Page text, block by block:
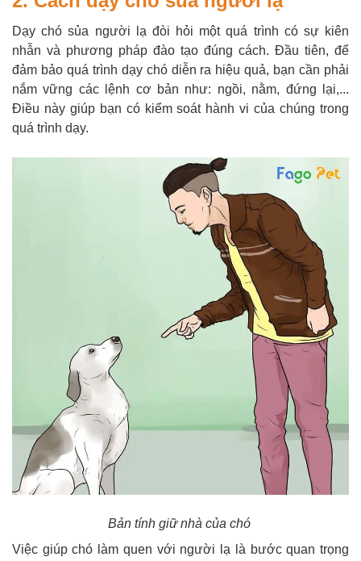
Dạy chó sủa người lạ đòi hỏi một quá trình có sự kiên
nhẫn và phương pháp đào tạo đúng cách. Đầu tiên, để
đảm bảo quá trình dạy chó diễn ra hiệu quả, bạn cần phải
nắm vững các lệnh cơ bản như: ngồi, nằm, đứng lại,...
Điều này giúp bạn có kiểm soát hành vi của chúng trong
quá trình dạy.
Bản tính giữ nhà của chó
Việc giúp chó làm quen với người lạ là bước quan trọng